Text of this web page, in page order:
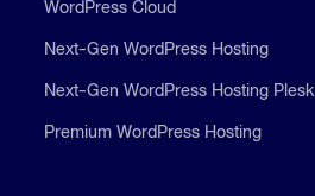
WordPress Cloud
Next-Gen WordPress Hosting
Next-Gen WordPress Hosting Plesk
Premium WordPress Hosting